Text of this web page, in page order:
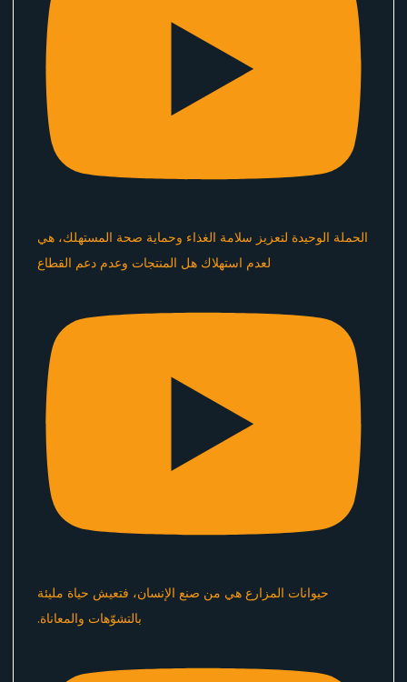
الحملة الوحيدة لتعزيز سلامة الغذاء وحماية صحة المستهلك، هي
لعدم استهلاك هل المنتجات وعدم دعم القطاع